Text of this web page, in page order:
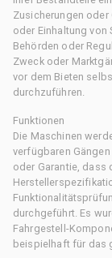
Zusicherungen
oder Einhaltung
Behörden oder
Zweck oder
vor dem Bieten
durchzuführen.
Funktionen
Die Maschinen
verfügbaren
oder Garantie, dass
durchgeführt. Es
Fahrgestell-
beispielhaft für das